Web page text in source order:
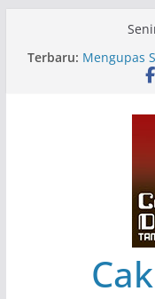
Terbaru: Pameran
Kota Blitar
Mengupas
Menjaga
Kunjungan
(BHS)
Pameran
“Tumbang
Derita